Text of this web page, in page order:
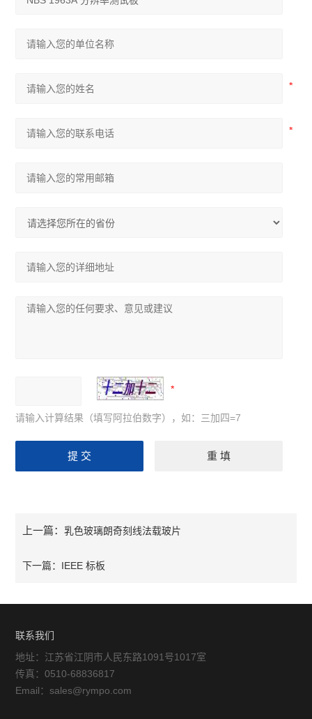
请输入计算结果（填写阿拉伯数字），如：三加四=7
上一篇：乳色玻璃朗奇刻线法载玻片
下一篇： IEEE 标板
联系我们
地址：江苏省江阴市人民东路1091号1017室
传真：0510-68836817
Email：sales@rympo.com